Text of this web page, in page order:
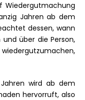
Wiedergutmachung
Jahren ab dem
dessen, wann
über die Person,
wird ab dem
hervorruft, also